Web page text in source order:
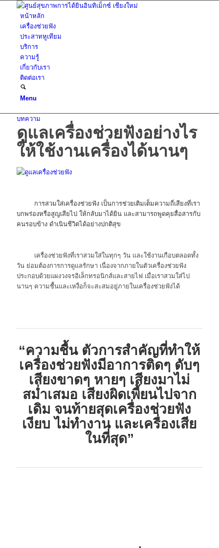
หน้าหลัก
เครื่องช่วยฟัง
ประสาทหูเทียม
บริการ
ความรู้
เกี่ยวกับเรา
ติดต่อเรา
Menu
บทความ
ดูแลเครื่องช่วยฟังอย่างไร
ให้ใช้งานเครื่องได้นานๆ
การสวมใส่เครื่องช่วยฟัง เป็นการช่วยเติมเต็มความถี่เสียงที่เรา
บกพร่องหรือสูญเสียไป ให้กลับมาได้ยิน และสามารถพูดคุยสื่อสารกับ
คนรอบข้าง ดำเนินชีวิตได้อย่างปกติสุข
เครื่องช่วยฟังที่เราสวมใส่ในทุกๆ วัน และใช้งานเกือบตลอดทั้ง
วัน ย่อมต้องการการดูแลรักษา เนื่องจากภายในตัวเครื่องช่วยฟัง
ประกอบด้วยแผงวงจรอิเล็กทรอนิกส์และสายไฟ เมื่อเราสวมใส่ไป
นานๆ ความชื้นและเหงื่อก็จะสะสมอยู่ภายในเครื่องช่วยฟังได้
“ความชื้น ตัวการสำคัญที่ทำให้
เครื่องช่วยฟังมีอาการติดๆ ดับๆ
เสียงขาดๆ หายๆ เสียงมาไม่
สม่ำเสมอ เสียงผิดเพี้ยนไปจาก
เดิม จนท้ายสุดเครื่องช่วยฟัง
เงียบ ไม่ทำงาน และเครื่องเสีย
ในที่สุด”